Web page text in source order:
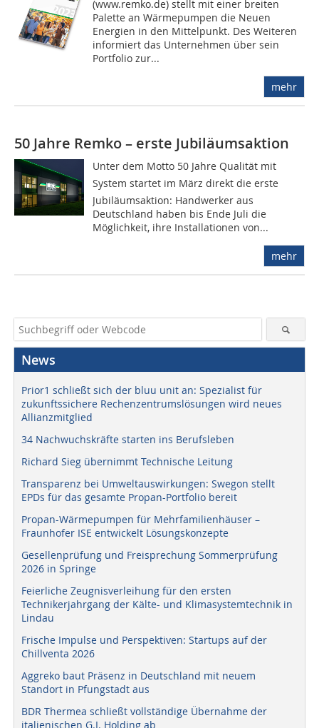
(www.remko.de) stellt mit einer breiten
Palette an Wärmepumpen die Neuen
Energien in den Mittelpunkt. Des Weiteren
informiert das Unternehmen über sein
Portfolio zur...
mehr
50 Jahre Remko – erste Jubiläumsaktion
Unter dem Motto 50 Jahre Qualität mit
System startet im März direkt die erste
Jubiläumsaktion: Handwerker aus
Deutschland haben bis Ende Juli die
Möglichkeit, ihre Installationen von...
mehr
News
Prior1 schließt sich der bluu unit an: Spezialist für
zukunftssichere Rechenzentrumslösungen wird neues
Allianzmitglied
34 Nachwuchskräfte starten ins Berufsleben
Richard Sieg übernimmt Technische Leitung
Transparenz bei Umweltauswirkungen: Swegon stellt
EPDs für das gesamte Propan-Portfolio bereit
Propan-Wärmepumpen für Mehrfamilienhäuser –
Fraunhofer ISE entwickelt Lösungskonzepte
Gesellenprüfung und Freisprechung Sommerprüfung
2026 in Springe
Feierliche Zeugnisverleihung für den ersten
Technikerjahrgang der Kälte- und Klimasystemtechnik in
Lindau
Frische Impulse und Perspektiven: Startups auf der
Chillventa 2026
Aggreko baut Präsenz in Deutschland mit neuem
Standort in Pfungstadt aus
BDR Thermea schließt vollständige Übernahme der
italienischen G.I. Holding ab